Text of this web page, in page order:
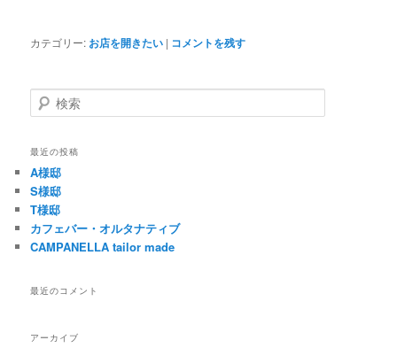
カテゴリー: お店を開きたい | コメントを残す
検
索
最近の投稿
A様邸
S様邸
T様邸
カフェバー・オルタナティブ
CAMPANELLA tailor made
最近のコメント
アーカイブ